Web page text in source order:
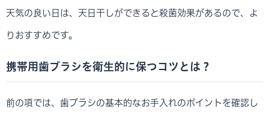
天気の良い日は、天日干しができると殺菌効果があるので、よ
りおすすめです。
携帯用歯ブラシを衛生的に保つコツとは？
前の項では、歯ブラシの基本的なお手入れのポイントを確認し